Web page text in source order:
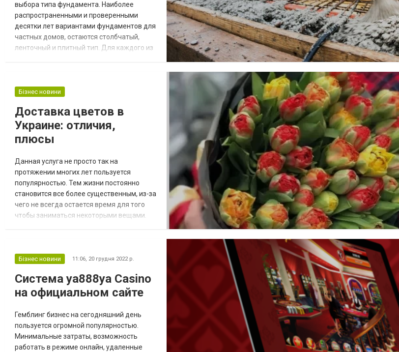
выбора типа фундамента. Наиболее
распространенными и проверенными
десятки лет вариантами фундаментов для
частных домов, остаются столбчатый,
ленточный и плитный тип. Для каждого из
выбирают марку не ниже М200. Купить
частного дома или коммерческого
сооружения предлагает компани...
Бізнес новини
Доставка цветов в
Украине: отличия,
плюсы
Данная услуга не просто так на
протяжении многих лет пользуется
популярностью. Тем жизни постоянно
становится все более существенным, из-за
чего не всегда остается время для того
чтобы заниматься некоторыми вещами.
каждой отдельной ситуации. По ссылке
отыскать качественные цветы на любой
вкус. Можно предварительно найти интер...
Бізнес новини 11:06, 20 грудня 2022 р.
Система ya888ya Casino
на официальном сайте
Гемблинг бизнес на сегодняшний день
пользуется огромной популярностью.
Минимальные затраты, возможность
работать в режиме онлайн, удаленные